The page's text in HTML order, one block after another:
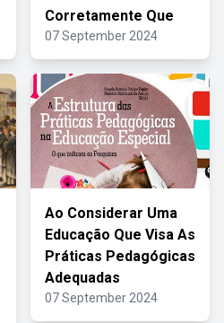
Corretamente Que
07 September 2024
Ao Considerar Uma
Educação Que Visa As
Práticas Pedagógicas
Adequadas
07 September 2024